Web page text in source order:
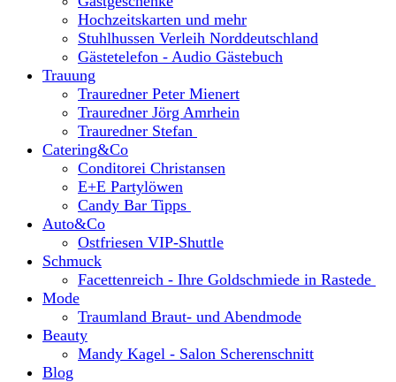
Hochzeitskarten und mehr
Stuhlhussen Verleih Norddeutschland
Gästetelefon - Audio Gästebuch
Trauung
Trauredner Peter Mienert
Trauredner Jörg Amrhein
Trauredner Stefan
Catering&Co
Conditorei Christansen
E+E Partylöwen
Candy Bar Tipps
Auto&Co
Ostfriesen VIP-Shuttle
Schmuck
Facettenreich - Ihre Goldschmiede in Rastede
Mode
Traumland Braut- und Abendmode
Beauty
Mandy Kagel - Salon Scherenschnitt
Blog